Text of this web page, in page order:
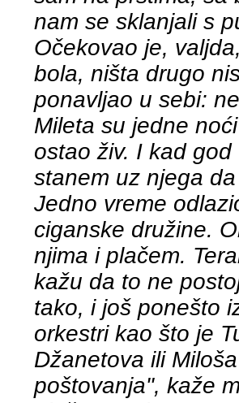
nam se sklanjali s
Očekovao je,
bola, ništa drugo
ponavljao u sebi:
Mileta su jedne
ostao živ. I kad
stanem uz njega
Jedno vreme
ciganske družine.
njima i plačem.
kažu da to ne
tako, i još ponešto
orkestri kao što je
Džanetova ili
poštovanja", kaže